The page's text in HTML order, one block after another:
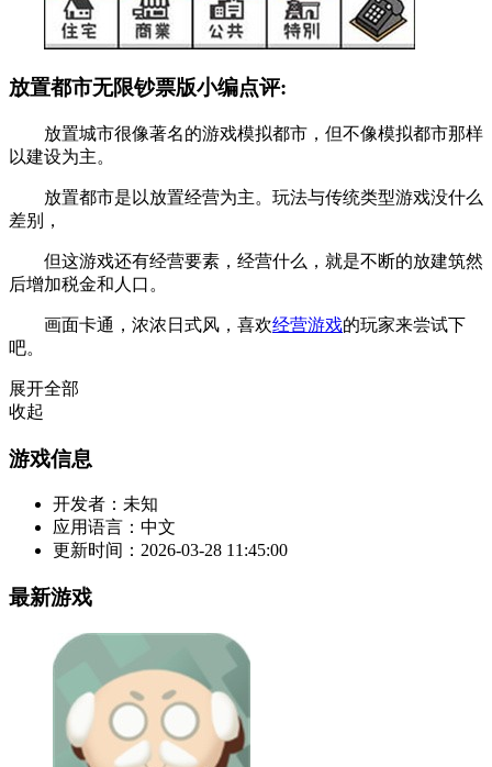
放置都市无限钞票版小编点评:
放置城市很像著名的游戏模拟都市，但不像模拟都市那样
以建设为主。
放置都市是以放置经营为主。玩法与传统类型游戏没什么
差别，
但这游戏还有经营要素，经营什么，就是不断的放建筑然
后增加税金和人口。
画面卡通，浓浓日式风，喜欢经营游戏的玩家来尝试下
吧。
展开全部
收起
游戏信息
开发者： 未知
应用语言： 中文
更新时间： 2026-03-28 11:45:00
最新游戏